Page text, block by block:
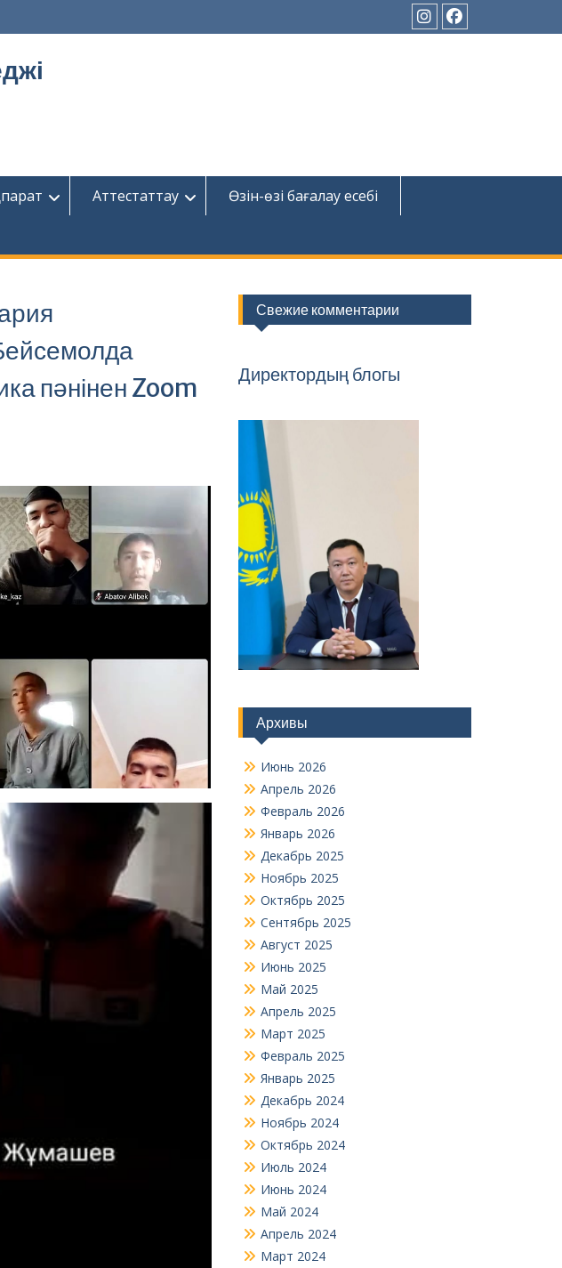
Instagram
Facebook
Аттестаттау
Өзін-өзі бағалау есебі
пәнінен Zoom
Свежие комментарии
Директордың блогы
Архивы
Июнь 2026
Апрель 2026
Февраль 2026
Январь 2026
Декабрь 2025
Ноябрь 2025
Октябрь 2025
Сентябрь 2025
Август 2025
Июнь 2025
Май 2025
Апрель 2025
Март 2025
Февраль 2025
Январь 2025
Декабрь 2024
Ноябрь 2024
Октябрь 2024
Июль 2024
Июнь 2024
Май 2024
Апрель 2024
Март 2024